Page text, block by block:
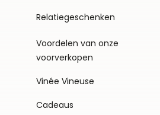
Relatiegeschenken
Voordelen van onze
voorverkopen
Vinée Vineuse
Cadeaus